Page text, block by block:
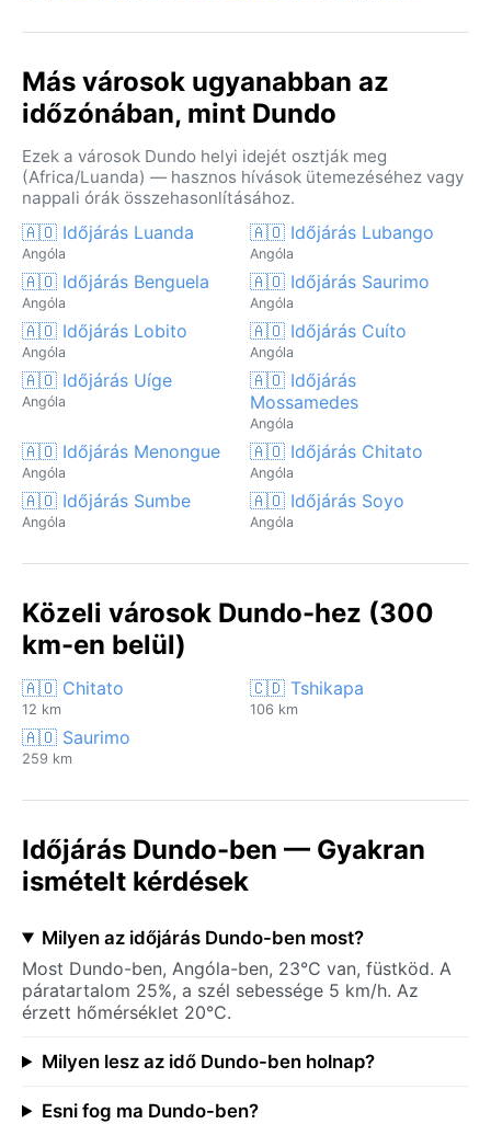
Más városok ugyanabban az
időzónában, mint Dundo
Ezek a városok Dundo helyi idejét osztják meg
(Africa/Luanda) — hasznos hívások ütemezéséhez vagy
nappali órák összehasonlításához.
🇦🇴 Időjárás Luanda
Angóla
🇦🇴 Időjárás Lubango
Angóla
🇦🇴 Időjárás Benguela
Angóla
🇦🇴 Időjárás Saurimo
Angóla
🇦🇴 Időjárás Lobito
Angóla
🇦🇴 Időjárás Cuíto
Angóla
🇦🇴 Időjárás Uíge
Angóla
🇦🇴 Időjárás
Mossamedes
Angóla
🇦🇴 Időjárás Menongue
Angóla
🇦🇴 Időjárás Chitato
Angóla
🇦🇴 Időjárás Sumbe
Angóla
🇦🇴 Időjárás Soyo
Angóla
Közeli városok Dundo-hez (300
km-en belül)
🇦🇴 Chitato
12 km
🇨🇩 Tshikapa
106 km
🇦🇴 Saurimo
259 km
Időjárás Dundo-ben — Gyakran
ismételt kérdések
Milyen az időjárás Dundo-ben most?
Most Dundo-ben, Angóla-ben, 23°C van, füstköd. A
páratartalom 25%, a szél sebessége 5 km/h. Az
érzett hőmérséklet 20°C.
Milyen lesz az idő Dundo-ben holnap?
Esni fog ma Dundo-ben?